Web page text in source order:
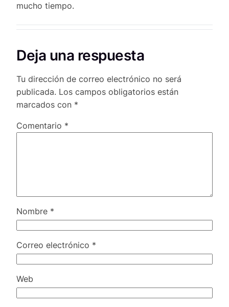
mucho tiempo.
Deja una respuesta
Tu dirección de correo electrónico no será
publicada. Los campos obligatorios están
marcados con *
Comentario *
Nombre *
Correo electrónico *
Web